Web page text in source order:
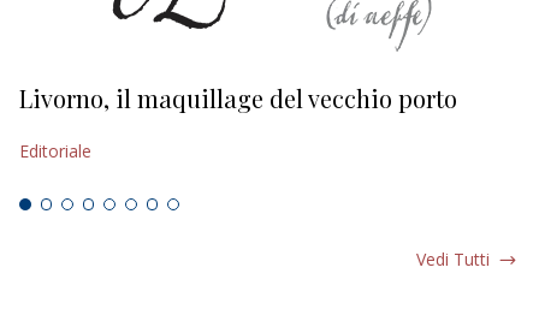
Livorno, il maquillage del vecchio porto
Editoriale
Vedi Tutti